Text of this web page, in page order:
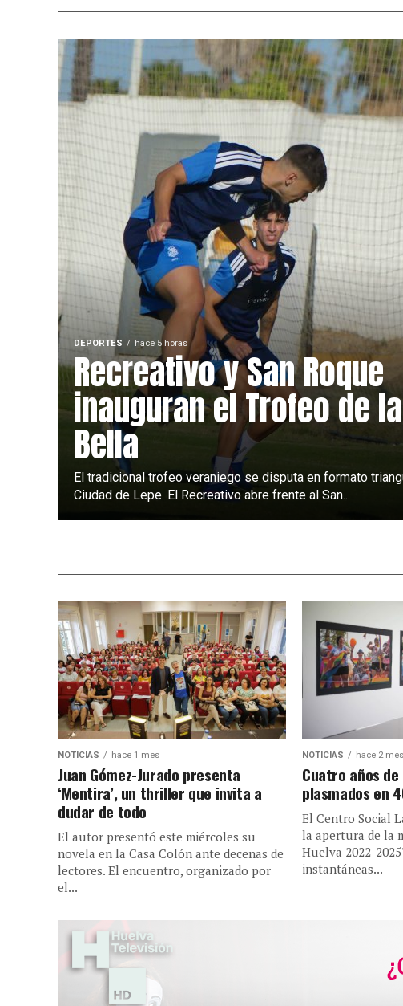
DEPORTES hace 5 horas
Recreativo y San Roque
inauguran el Trofeo de la
Bella
El tradicional trofeo veraniego se disputa en formato
Ciudad de Lepe. El Recreativo abre frente al San...
NOTICIAS hace 1 mes
Juan Gómez-Jurado presenta
‘Mentira’, un thriller que invita a
dudar de todo
El autor presentó este miércoles su
novela en la Casa Colón ante decenas de
lectores. El encuentro, organizado por
el...
NOTICIAS hace 2
Cuatro años
plasmados en
El Centro Social
la apertura de la
Huelva 2022-
instantáneas...